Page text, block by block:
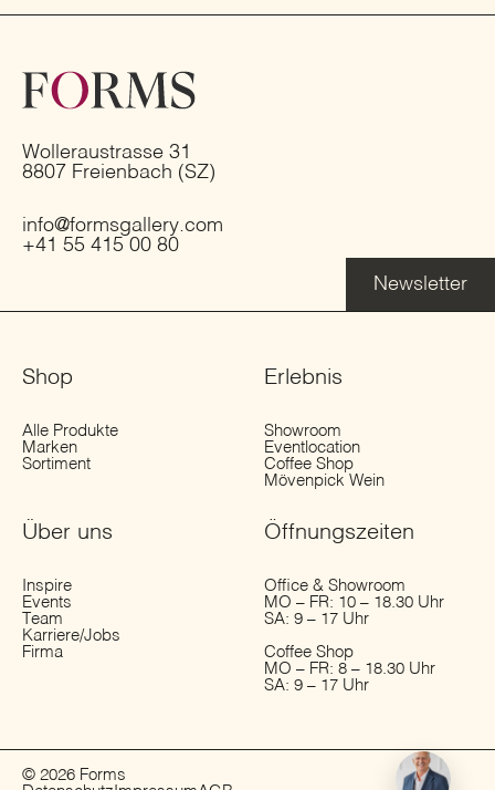
Wolleraustrasse 31
8807 Freienbach (SZ)
info@formsgallery.com
+41 55 415 00 80
Newsletter
Shop
Alle Produkte
Marken
Sortiment
Erlebnis
Showroom
Eventlocation
Coffee Shop
Mövenpick Wein
Über uns
Inspire
Events
Team
Karriere/Jobs
Firma
Öffnungs­zeiten
Office & Showroom
MO – FR: 10 – 18.30 Uhr
SA: 9 – 17 Uhr
Coffee Shop
MO – FR: 8 – 18.30 Uhr
SA: 9 – 17 Uhr
© 2026 Forms